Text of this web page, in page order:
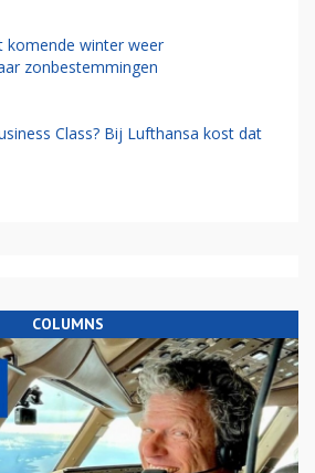
komende winter weer
zonbestemmingen
Class? Bij Lufthansa kost dat
COLUMNS